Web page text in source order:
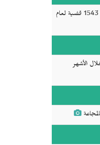
احصائيات العنف الأسري في العراق سجلت 1543 قضية لعام
الأشهر